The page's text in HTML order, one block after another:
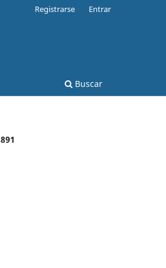
Buscar
Registrarse Entrar